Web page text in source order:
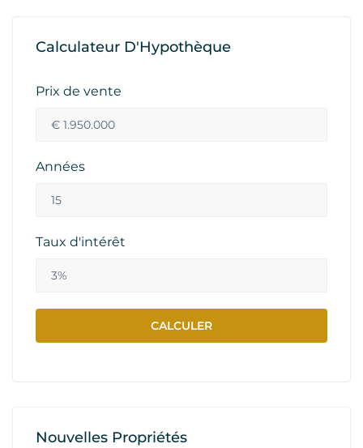
Calculateur D'Hypothèque
Prix de vente
Années
Taux d'intérêt
Nouvelles Propriétés